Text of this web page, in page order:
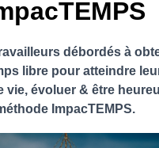
débordés à
libre pour atteindre
vie, évoluer & être
ImpacTEMPS.